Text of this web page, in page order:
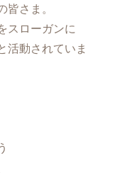
皆さま。
スローガンに
活動されていま